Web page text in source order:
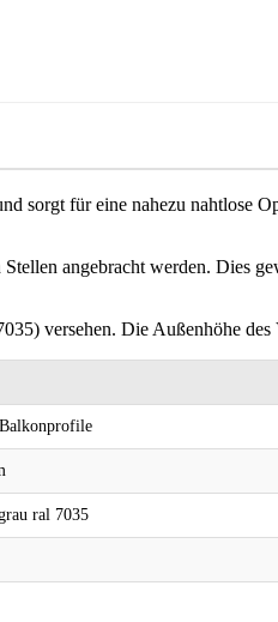
für eine nahezu nahtlose
angebracht werden. Dies
versehen. Die Außenhöhe des
ral 7035